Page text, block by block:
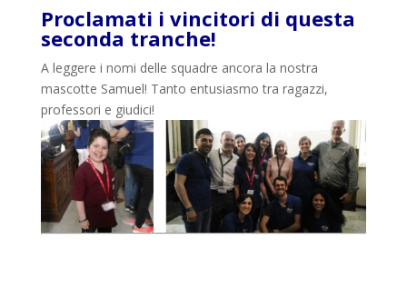
Proclamati i vincitori di questa
seconda tranche!
A leggere i nomi delle squadre ancora la nostra
mascotte Samuel! Tanto entusiasmo tra ragazzi,
professori e giudici!